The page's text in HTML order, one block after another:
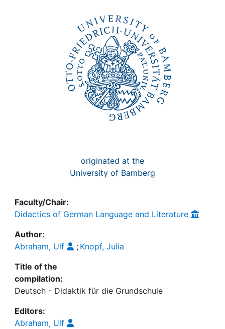
originated at the
University of Bamberg
Faculty/Chair:
Didactics of German Language and Literature
Author:
Abraham, Ulf
; Knopf, Julia
Title of the
compilation:
Deutsch - Didaktik für die Grundschule
Editors:
Abraham, Ulf